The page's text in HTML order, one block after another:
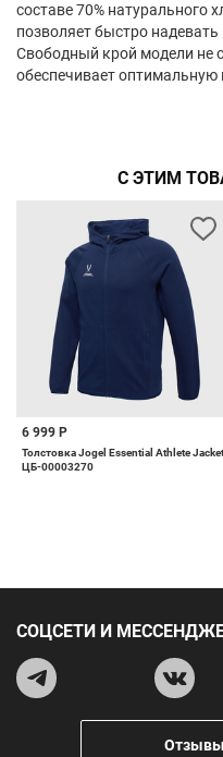
составе 70% натурального
позволяет быстро
Свободный крой модели не
обеспечивает оптимальную
С ЭТИМ
6 999 Р
Толстовка Jogel Essential Athlete Jacket
ЦБ-00003270
СОЦСЕТИ И